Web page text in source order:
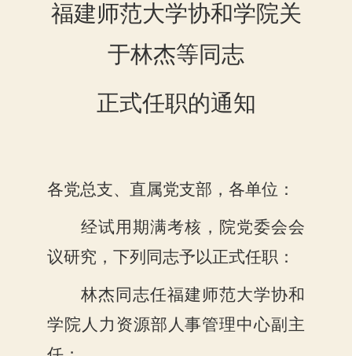
福建师范大学协和学院关
于林杰等同志
正式任职的通知
各党总支、直属党支部，各单位：
经试用期满考核，院党委会会
议研究，下列同志予以正式任职：
林杰同志任福建师范大学协和
学院人力资源部 人事管理中心副主